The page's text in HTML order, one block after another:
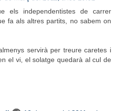
els independentistes de carrer
fa als altres partits, no sabem on
servirà per treure caretes i
el vi, el solatge quedarà al cul de